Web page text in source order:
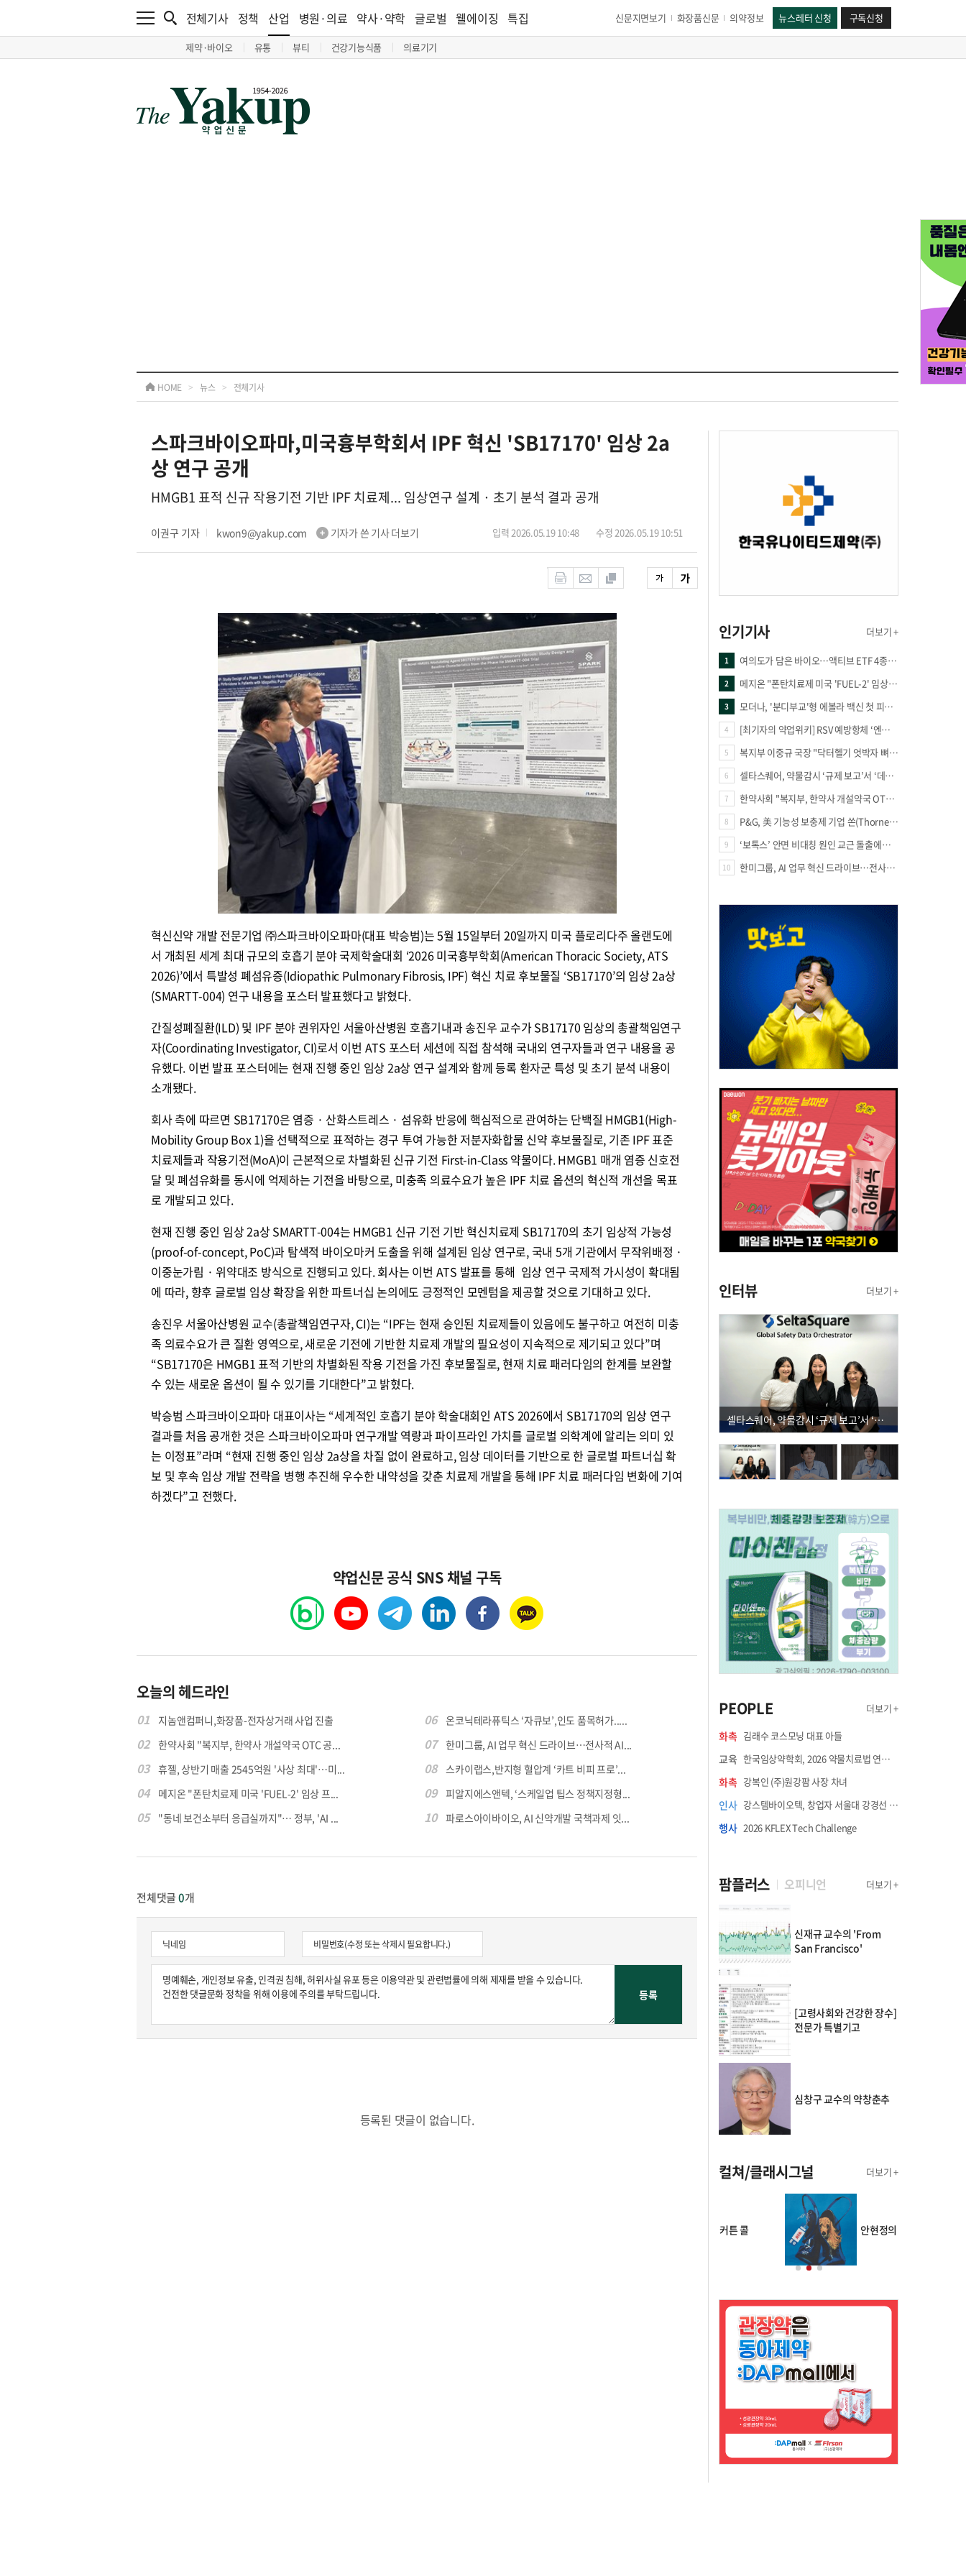
전체기사 정책 산업
제약·바이오 유통 뷰티 건강기능식품 의료기기
병원·의료 약사·약학 글로벌 웰에이징 특집 신문지면보기 화장품신문 의약정보 뉴스레터 신청 구독신청
HOME > 뉴스 > 전체기사
스파크바이오파마,미국흉부학회서 IPF 혁신 'SB17170' 임상 2a
상 연구 공개
HMGB1 표적 신규 작용기전 기반 IPF 치료제... 임상연구 설계 · 초기 분석 결과 공개
이권구 기자 kwon9@yakup.com 기자가 쓴 기사 더보기 입력 2026.05.19 10:48 수정 2026.05.19 10:51
혁신신약 개발 전문기업 ㈜스파크바이오파마(대표 박승범)는 5월 15일부터 20일까지 미국 플로리다주 올랜도에
서 개최된 세계 최대 규모의 호흡기 분야 국제학술대회 ‘2026 미국흉부학회(American Thoracic Society, ATS
2026)’에서 특발성 폐섬유증(Idiopathic Pulmonary Fibrosis, IPF) 혁신 치료 후보물질 ‘SB17170’의 임상 2a상
(SMARTT-004) 연구 내용을 포스터 발표했다고 밝혔다.
간질성폐질환(ILD) 및 IPF 분야 권위자인 서울아산병원 호흡기내과 송진우 교수가 SB17170 임상의 총괄책임연구
자(Coordinating Investigator, CI)로서 이번 ATS 포스터 세션에 직접 참석해 국내외 연구자들과 연구 내용을 공
유했다. 이번 발표 포스터에는 현재 진행 중인 임상 2a상 연구 설계와 함께 등록 환자군 특성 및 초기 분석 내용이
소개됐다.
회사 측에 따르면 SB17170은 염증 · 산화스트레스 · 섬유화 반응에 핵심적으로 관여하는 단백질 HMGB1(High-
Mobility Group Box 1)을 선택적으로 표적하는 경구 투여 가능한 저분자화합물 신약 후보물질로, 기존 IPF 표준
치료제들과 작용기전(MoA)이 근본적으로 차별화된 신규 기전 First-in-Class 약물이다. HMGB1 매개 염증 신호전
달 및 폐섬유화를 동시에 억제하는 기전을 바탕으로, 미충족 의료수요가 높은 IPF 치료 옵션의 혁신적 개선을 목표
로 개발되고 있다.
현재 진행 중인 임상 2a상 SMARTT-004는 HMGB1 신규 기전 기반 혁신치료제 SB17170의 초기 임상적 가능성
(proof-of-concept, PoC)과 탐색적 바이오마커 도출을 위해 설계된 임상 연구로, 국내 5개 기관에서 무작위배정 ·
이중눈가림 · 위약대조 방식으로 진행되고 있다. 회사는 이번 ATS 발표를 통해 임상 연구 국제적 가시성이 확대됨
에 따라, 향후 글로벌 임상 확장을 위한 파트너십 논의에도 긍정적인 모멘텀을 제공할 것으로 기대하고 있다.
송진우 서울아산병원 교수(총괄책임연구자, CI)는 “IPF는 현재 승인된 치료제들이 있음에도 불구하고 여전히 미충
족 의료수요가 큰 질환 영역으로, 새로운 기전에 기반한 치료제 개발의 필요성이 지속적으로 제기되고 있다”며
“SB17170은 HMGB1 표적 기반의 차별화된 작용 기전을 가진 후보물질로, 현재 치료 패러다임의 한계를 보완할
수 있는 새로운 옵션이 될 수 있기를 기대한다”고 밝혔다.
박승범 스파크바이오파마 대표이사는 “세계적인 호흡기 분야 학술대회인 ATS 2026에서 SB17170의 임상 연구
결과를 처음 공개한 것은 스파크바이오파마 연구개발 역량과 파이프라인 가치를 글로벌 의학계에 알리는 의미 있
는 이정표”라며 “현재 진행 중인 임상 2a상을 차질 없이 완료하고, 임상 데이터를 기반으로 한 글로벌 파트너십 확
보 및 후속 임상 개발 전략을 병행 추진해 우수한 내약성을 갖춘 치료제 개발을 통해 IPF 치료 패러다임 변화에 기여
하겠다”고 전했다.
약업신문 공식 SNS 채널 구독
오늘의 헤드라인
01 지놈앤컴퍼니,화장품-전자상거래 사업 진출
02 한약사회 "복지부, 한약사 개설약국 OTC 공...
03 휴젤, 상반기 매출 2545억원 '사상 최대'…미...
04 메지온 "폰탄치료제 미국 'FUEL-2' 임상 프...
05 "동네 보건소부터 응급실까지"… 정부, 'AI ...
06 온코닉테라퓨틱스 ‘자큐보’,인도 품목허가.....
07 한미그룹, AI 업무 혁신 드라이브…전사적 AI...
08 스카이랩스,반지형 혈압계 ‘카트 비피 프로’...
09 피알지에스앤텍, ‘스케일업 팁스 정책지정형...
10 파로스아이바이오, AI 신약개발 국책과제 잇...
전체댓글0개
등록된 댓글이 없습니다.
인기기사 더보기 +
1 여의도가 담은 바이오…액티브 ETF 4종의 선택은
2 메지온 "폰탄치료제 미국 'FUEL-2' 임상 프로토콜 영국 승인"
3 모더나, '분디부교'형 에볼라 백신 첫 피험자 접종
4 [최기자의 약업위키] RSV 예방항체 ‘엔플론시아’
5 복지부 이중규 국장 "닥터헬기 엇박자 뼈아파… 외상체계 전면 재정립"
6 셀타스퀘어, 약물감시 ‘규제 보고’서 ‘데이터 의사결정’으로 "PVX 전환 요구 커진다"
7 한약사회 "복지부, 한약사 개설약국 OTC 공급 방해 더는 방관 말아야"
8 P&G, 美 기능성 보충제 기업 쏜(Thorne) 인수
9 ‘보톡스’ 안면 비대칭 원인 교근 돌출에도 사용?
10 한미그룹, AI 업무 혁신 드라이브…전사적 AI 활용 문화 구축
인터뷰 더보기 +
셀타스퀘어, 약물감시 ‘규제 보고’서 ‘데이터 의사결정’으로 "PVX 전환 요구 커진다"
PEOPLE 더보기 +
화촉 김래수 코스모닝 대표 아들
교육 한국임상약학회, 2026 약물치료법 연수강좌 8월 21일 개최
화촉 강복인 (주)원강팜 사장 차녀
인사 강스템바이오텍, 창업자 서울대 강경선 교수 최고과학책임자 선임
행사 2026 KFLEX Tech Challenge
팜플러스 오피니언 더보기 +
신재규 교수의 'From
San Francisco'
[고령사회와 건강한 장수]
전문가 특별기고
심창구 교수의 약창춘추
컬쳐/클래시그널 더보기 +
안현정의 컬쳐포커스